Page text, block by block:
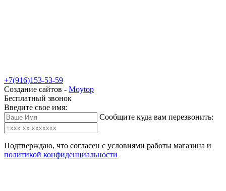
+7(916)153-53-59
Создание сайтов - Moytop
Бесплатный звонок
Введите свое имя:
Сообщите куда вам перезвонить:
Подтверждаю, что согласен с условиями работы магазина и
политикой конфиденциальности